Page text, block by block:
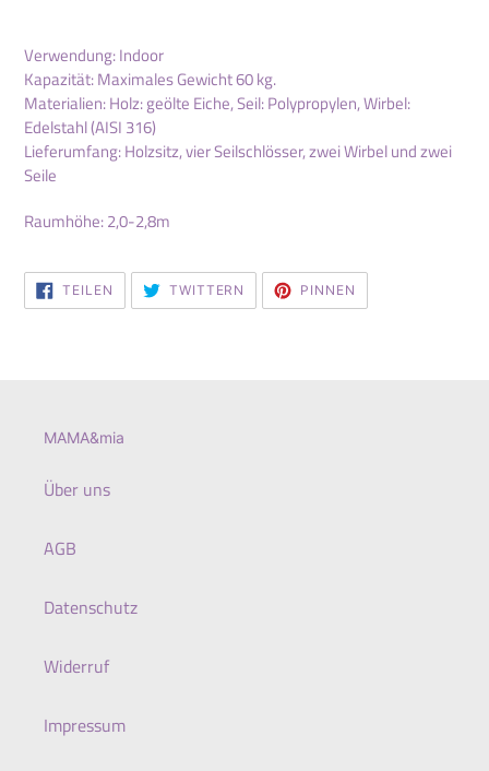
Verwendung: Indoor
Kapazität: Maximales Gewicht 60 kg.
Materialien: Holz: geölte Eiche, Seil: Polypropylen, Wirbel:
Edelstahl (AISI 316)
Lieferumfang: Holzsitz, vier Seilschlösser, zwei Wirbel und zwei
Seile
Raumhöhe: 2,0-2,8m
TEILEN
FACEBOOK
TEILEN
TWITTERN
TWITTER
TWITTERN
PINNEN
PINNEN
MAMA&mia
Über uns
AGB
Datenschutz
Widerruf
Impressum